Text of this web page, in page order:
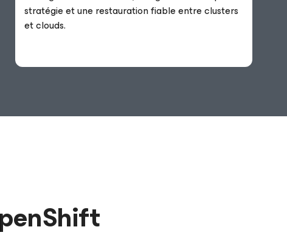
stratégie et une restauration fiable entre clusters
et clouds.